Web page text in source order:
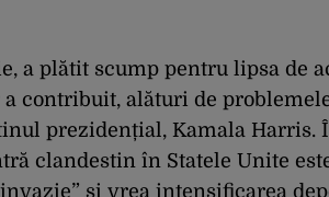
a plătit scump pentru lipsa de
contribuit, alături de
prezidențial, Kamala Harris.
clandestin în Statele Unite
și vrea intensificarea